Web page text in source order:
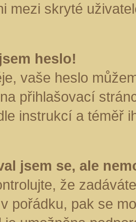
mezi skryté
heslo!
vaše heslo
přihlašovací
instrukcí a téměř
jsem se, ale
že
pořádku, pak se